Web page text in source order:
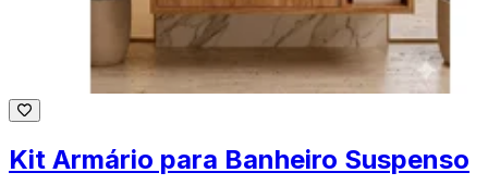
Kit Armário para Banheiro Suspenso